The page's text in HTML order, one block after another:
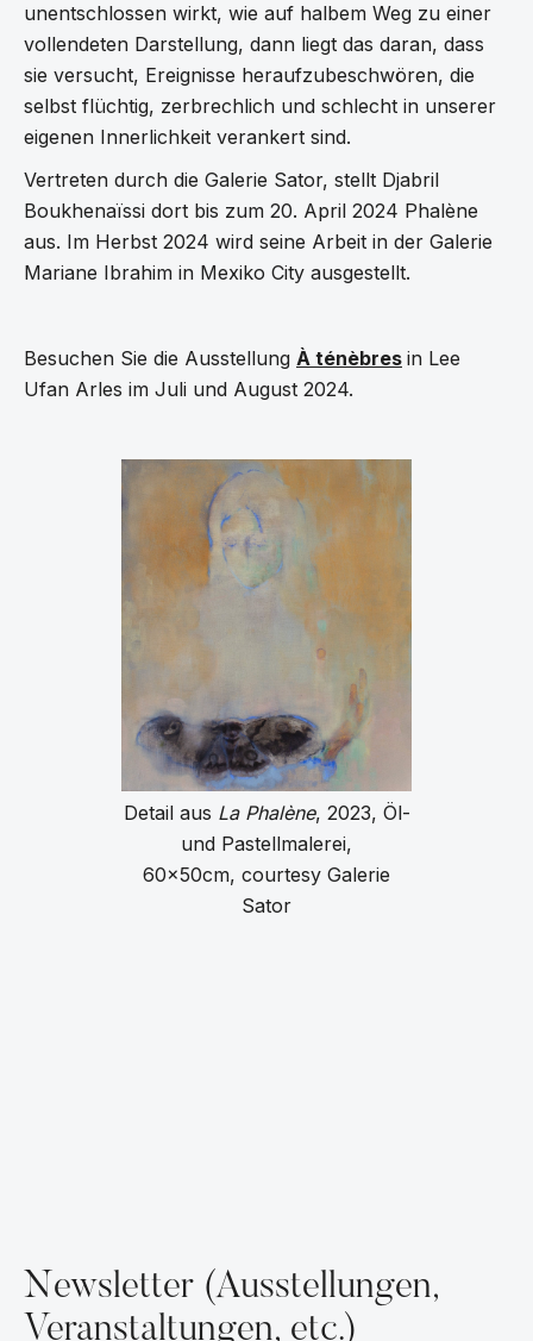
unentschlossen wirkt, wie auf halbem Weg zu einer
vollendeten Darstellung, dann liegt das daran, dass
sie versucht, Ereignisse heraufzubeschwören, die
selbst flüchtig, zerbrechlich und schlecht in unserer
eigenen Innerlichkeit verankert sind.
Vertreten durch die Galerie Sator, stellt Djabril
Boukhenaïssi dort bis zum 20. April 2024 Phalène
aus. Im Herbst 2024 wird seine Arbeit in der Galerie
Mariane Ibrahim in Mexiko City ausgestellt.
Besuchen Sie die Ausstellung À ténèbres in Lee
Ufan Arles im Juli und August 2024.
Detail aus La Phalène, 2023, Öl-
und Pastellmalerei,
60x50cm, courtesy Galerie
Sator
Newsletter (Ausstellungen,
Veranstaltungen, etc.)